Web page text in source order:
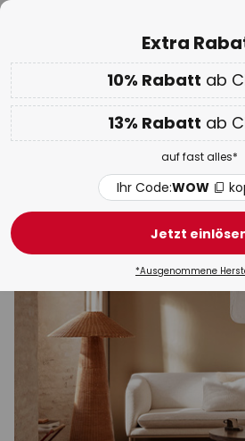
Nur
02D 05H
10% ab CHF 149 & 13% ab CHF
Code:WOW
WOW Week:Bis zu -
Rote
Deckenfluter
Extra
10% Rabatt ab
13% Rabatt ab
auf fast alles*
Ihr Code:WOW
Jetzt
*Ausgenommene